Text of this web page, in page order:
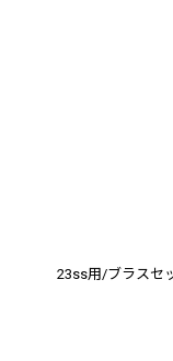
23ss用/ブラスセ